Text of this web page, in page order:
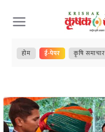
Skip
to
content
होम ई-पेपर कृषि समाचार